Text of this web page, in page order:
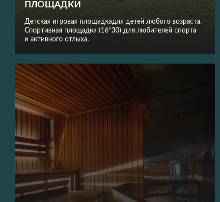
ПЛОЩАДКИ
Детская игровая площадкадля детей любого возраста.
Спортивная площадка (16*30) для любителей спорта
и активного отлыха.